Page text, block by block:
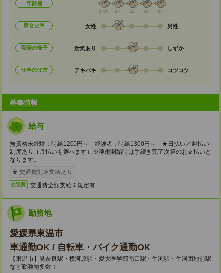
年齢層
20代 30 40 50 60
男女比率 女性 男性
職場の様子 活気あり しずか
仕事の仕方 テキパキ コツコツ
募集情報
給与
無資格未経験：時給1200円～ 経験者：時給1300円～ ★日払い／週払い
制度あり（月払いも選べます）※稼働開始時は手続き完了次第のお支払いと
なります。
交通費別途支給あり
交通費 交通費全額支給※規定有
勤務地
愛媛県東温市
車通勤OK / 自転車・バイク通勤OK
【東温市】見奈良駅・横河原駅・愛大医学部南口駅・牛渕駅・牛渕団地前駅
など勤務地多数！